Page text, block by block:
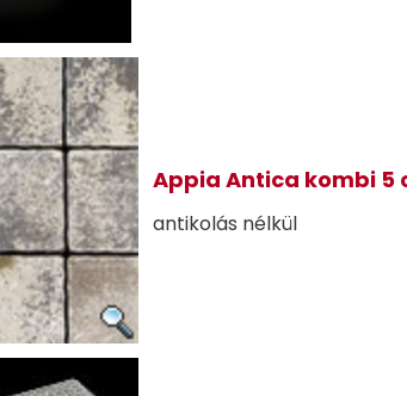
Appia Antica kombi 5
antikolás nélkül